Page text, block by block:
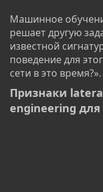
Машинное
решает другую
известной
поведение для
сети в это время?».
Признаки
engineering для